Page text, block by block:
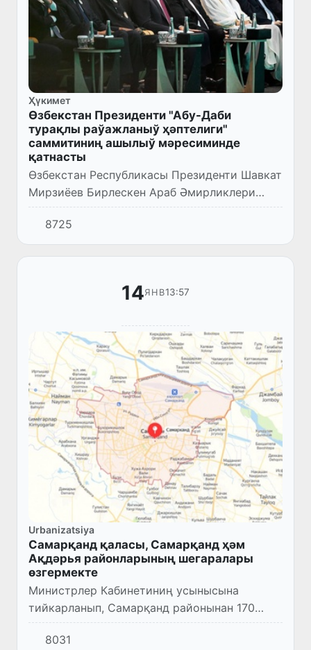
Ҳүкимет
Өзбекстан Президенти "Абу-Даби
турақлы раўажланыў ҳәптелиги"
саммитиниң ашылыў мәресиминде
қатнасты
Өзбекстан Республикасы Президенти Шавкат
Мирзиёев Бирлескен Араб Әмирликлери
Президенти Шайх Муҳаммад Ол Наҳаённың
мирәт етиўине бола рәсмий сапар менен
Абу-Даби қаласында болмақта...
8725
14ЯНВ13:57
Urbanizatsiya
Самарқанд қаласы, Самарқанд ҳәм
Ақдәрья районларының шегаралары
өзгермекте
Министрлер Кабинетиниң усынысына
тийкарланып, Самарқанд районынан 170
гектар ҳәм Ақдәрья районынан 243 гектар
жер майданы Самарқанд қаласының
8031